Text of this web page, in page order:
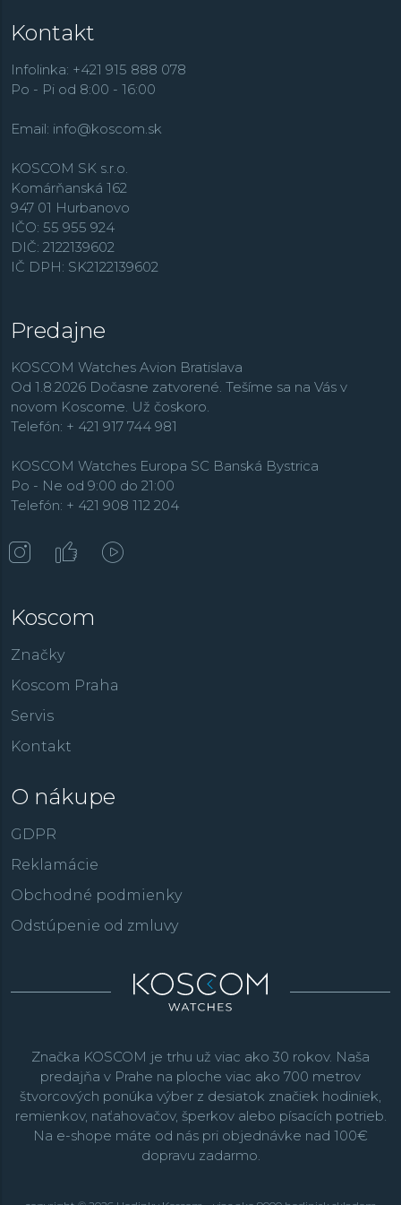
Kontakt
Infolinka: +421 915 888 078
Po - Pi od 8:00 - 16:00
Email: info@koscom.sk
KOSCOM SK s.r.o.
Komárňanská 162
947 01 Hurbanovo
IČO: 55 955 924
DIČ: 2122139602
IČ DPH: SK2122139602
Predajne
KOSCOM Watches Avion Bratislava
Od 1.8.2026 Dočasne zatvorené. Tešíme sa na Vás v
novom Koscome. Už čoskoro.
Telefón: + 421 917 744 981
KOSCOM Watches Europa SC Banská Bystrica
Po - Ne od 9:00 do 21:00
Telefón: + 421 908 112 204
Koscom
Značky
Koscom Praha
Servis
Kontakt
O nákupe
GDPR
Reklamácie
Obchodné podmienky
Odstúpenie od zmluvy
Značka KOSCOM je trhu už viac ako 30 rokov. Naša
predajňa v Prahe na ploche viac ako 700 metrov
štvorcových ponúka výber z desiatok značiek hodiniek,
remienkov, naťahovačov, šperkov alebo písacích potrieb.
Na e-shope máte od nás pri objednávke nad 100€
dopravu zadarmo.